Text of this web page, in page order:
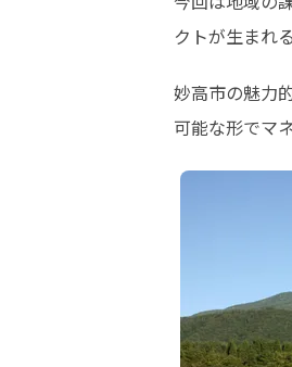
クトが生まれ
妙高市の魅力
可能な形でマ